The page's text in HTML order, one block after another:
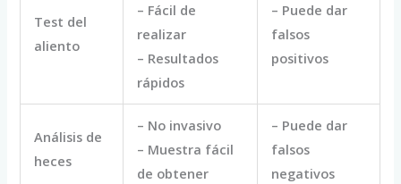
Test del
aliento
– Fácil de
realizar
– Resultados
rápidos
– Puede dar
falsos
positivos
Análisis de
heces
– No invasivo
– Muestra fácil
de obtener
– Puede dar
falsos
negativos